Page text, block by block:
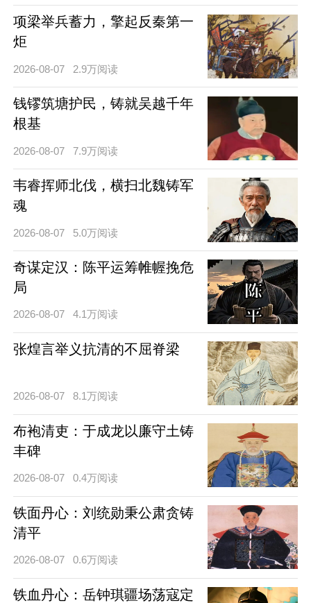
项梁举兵蓄力，擎起反秦第一
炬
2026-08-07 2.9万阅读
钱镠筑塘护民，铸就吴越千年
根基
2026-08-07 7.9万阅读
韦睿挥师北伐，横扫北魏铸军
魂
2026-08-07 5.0万阅读
奇谋定汉：陈平运筹帷幄挽危
局
2026-08-07 4.1万阅读
张煌言举义抗清的不屈脊梁
2026-08-07 8.1万阅读
布袍清吏：于成龙以廉守土铸
丰碑
2026-08-07 0.4万阅读
铁面丹心：刘统勋秉公肃贪铸
清平
2026-08-07 0.6万阅读
铁血丹心：岳钟琪疆场荡寇定